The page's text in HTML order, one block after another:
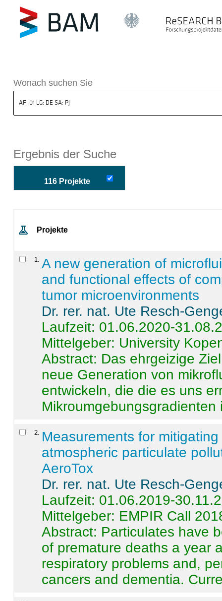
BAM
Wonach suchen Sie
Ergebnis der Suche
116 Projekte
Projekte
1
A new generation of
and functional effects of
tumor microenvironments
Dr. rer. nat. Ute Resch-
Laufzeit: 01.06.2020-
Mittelgeber: University
Abstract: Das ehrgeizige
neue Generation von
entwickeln, die die es uns
Mikroumgebungsgradienten
2
Measurements for
atmospheric particulate
AeroTox
Dr. rer. nat. Ute Resch-
Laufzeit: 01.06.2019-
Mittelgeber: EMPIR Call
Abstract: Particulates have
of premature deaths a year
respiratory problems and,
cancers and dementia.